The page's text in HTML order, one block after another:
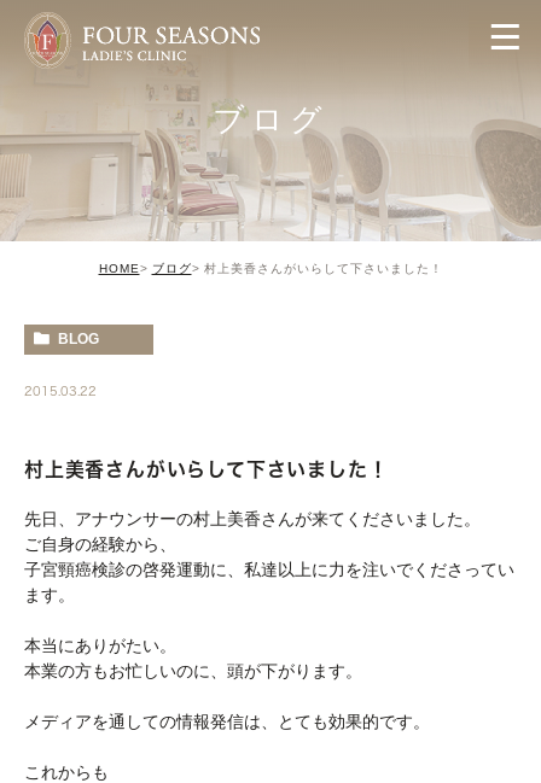
ブログ
HOME ブログ 村上美香さんがいらして下さいました！
BLOG
2015.03.22
村上美香さんがいらして下さいました！
先日、アナウンサーの村上美香さんが来てくださいました。
ご自身の経験から、
子宮頸癌検診の啓発運動に、私達以上に力を注いでくださってい
ます。
本当にありがたい。
本業の方もお忙しいのに、頭が下がります。
メディアを通しての情報発信は、とても効果的です。
これからも